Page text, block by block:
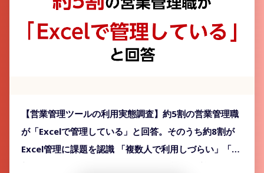
【営業管理ツールの利用実態調査】約5割の営業管理職
が「Excelで管理している」と回答。そのうち約8割が
Excel管理に課題を認識 「複数人で利用しづらい」「最
新版がどこにあるかわからない」など課題が挙がるも、